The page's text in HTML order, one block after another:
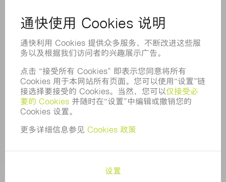
举报系统
新闻稿
杂志
环境和气候
社会和公共事务
企业管理
数据保护